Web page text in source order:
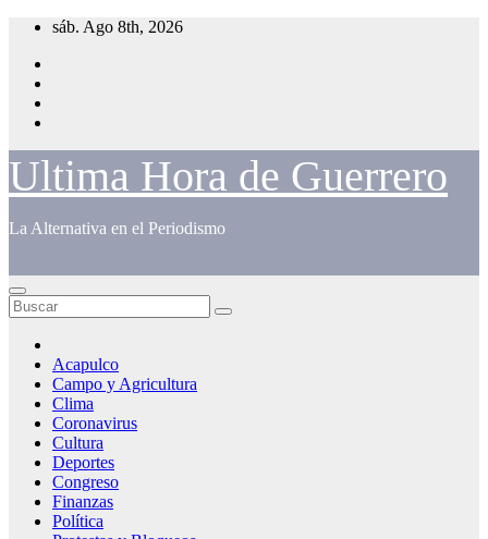
Saltar
contenido
sáb. Ago 8th, 2026
Ultima Hora de Guerrero
La Alternativa en el Periodismo
Acapulco
Campo y Agricultura
Clima
Coronavirus
Cultura
Deportes
Congreso
Finanzas
Política